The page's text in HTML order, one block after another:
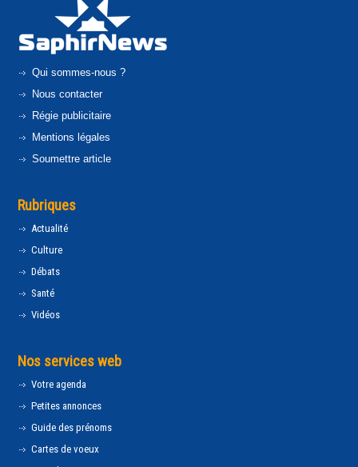
Qui sommes-nous ?
Nous contacter
Régie publicitaire
Mentions légales
Soumettre article
Rubriques
Actualité
Culture
Débats
Santé
Vidéos
Nos services web
Votre agenda
Petites annonces
Guide des prénoms
Cartes de voeux